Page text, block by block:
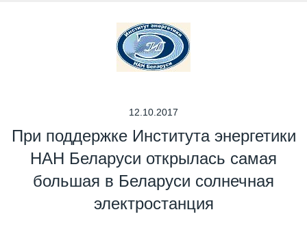
12.10.2017
При поддержке Института энергетики
НАН Беларуси открылась самая
большая в Беларуси солнечная
электростанция